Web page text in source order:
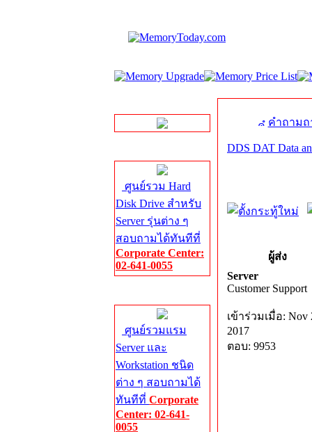
ศูนย์รวม Hard
Disk Drive สำหรับ
Server รุ่นต่าง ๆ
สอบถามได้ทันทีที่
Corporate Center:
02-641-0055
ศูนย์รวมแรม
Server และ
Workstation ชนิด
ต่าง ๆ สอบถามได้
ทันทีที่ Corporate
Center: 02-641-
0055
คำถาม
DDS DAT Data
ผู้ส่ง
Server
Customer Support
เข้าร่วมเมื่อ: Nov
2017
ตอบ: 9953